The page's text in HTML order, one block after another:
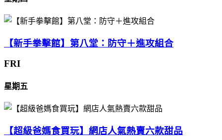
【新手拳擊館】第八堂：防守＋進攻組合
FRI
星期五
【超級爸媽食買玩】網店人氣熱賣六款甜品